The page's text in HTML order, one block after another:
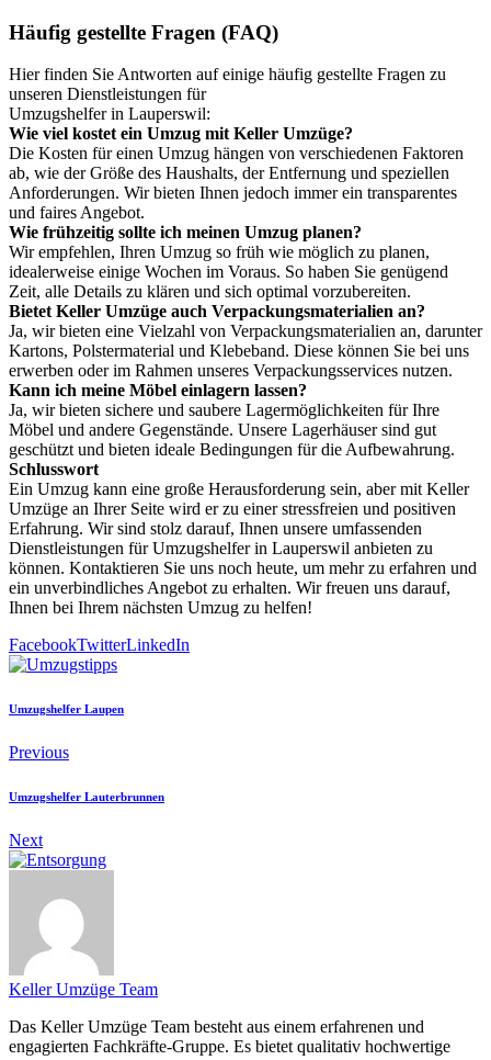
Häufig gestellte Fragen (FAQ)
Hier finden Sie Antworten auf einige häufig gestellte Fragen zu
unseren Dienstleistungen für
Umzugshelfer in Lauperswil:
Wie viel kostet ein Umzug mit Keller Umzüge?
Die Kosten für einen Umzug hängen von verschiedenen Faktoren
ab, wie der Größe des Haushalts, der Entfernung und speziellen
Anforderungen. Wir bieten Ihnen jedoch immer ein transparentes
und faires Angebot.
Wie frühzeitig sollte ich meinen Umzug planen?
Wir empfehlen, Ihren Umzug so früh wie möglich zu planen,
idealerweise einige Wochen im Voraus. So haben Sie genügend
Zeit, alle Details zu klären und sich optimal vorzubereiten.
Bietet Keller Umzüge auch Verpackungsmaterialien an?
Ja, wir bieten eine Vielzahl von Verpackungsmaterialien an, darunter
Kartons, Polstermaterial und Klebeband. Diese können Sie bei uns
erwerben oder im Rahmen unseres Verpackungsservices nutzen.
Kann ich meine Möbel einlagern lassen?
Ja, wir bieten sichere und saubere Lagermöglichkeiten für Ihre
Möbel und andere Gegenstände. Unsere Lagerhäuser sind gut
geschützt und bieten ideale Bedingungen für die Aufbewahrung.
Schlusswort
Ein Umzug kann eine große Herausforderung sein, aber mit Keller
Umzüge an Ihrer Seite wird er zu einer stressfreien und positiven
Erfahrung. Wir sind stolz darauf, Ihnen unsere umfassenden
Dienstleistungen für Umzugshelfer in Lauperswil anbieten zu
können. Kontaktieren Sie uns noch heute, um mehr zu erfahren und
ein unverbindliches Angebot zu erhalten. Wir freuen uns darauf,
Ihnen bei Ihrem nächsten Umzug zu helfen!
FacebookTwitterLinkedIn
Umzugshelfer Laupen
Previous
Umzugshelfer Lauterbrunnen
Next
Keller Umzüge Team
Das Keller Umzüge Team besteht aus einem erfahrenen und
engagierten Fachkräfte-Gruppe. Es bietet qualitativ hochwertige